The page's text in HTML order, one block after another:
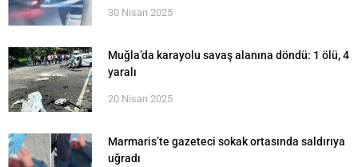
30 Nisan 2025
Muğla’da karayolu savaş alanına döndü: 1 ölü, 4
yaralı
20 Nisan 2025
Marmaris’te gazeteci sokak ortasında saldırıya
uğradı